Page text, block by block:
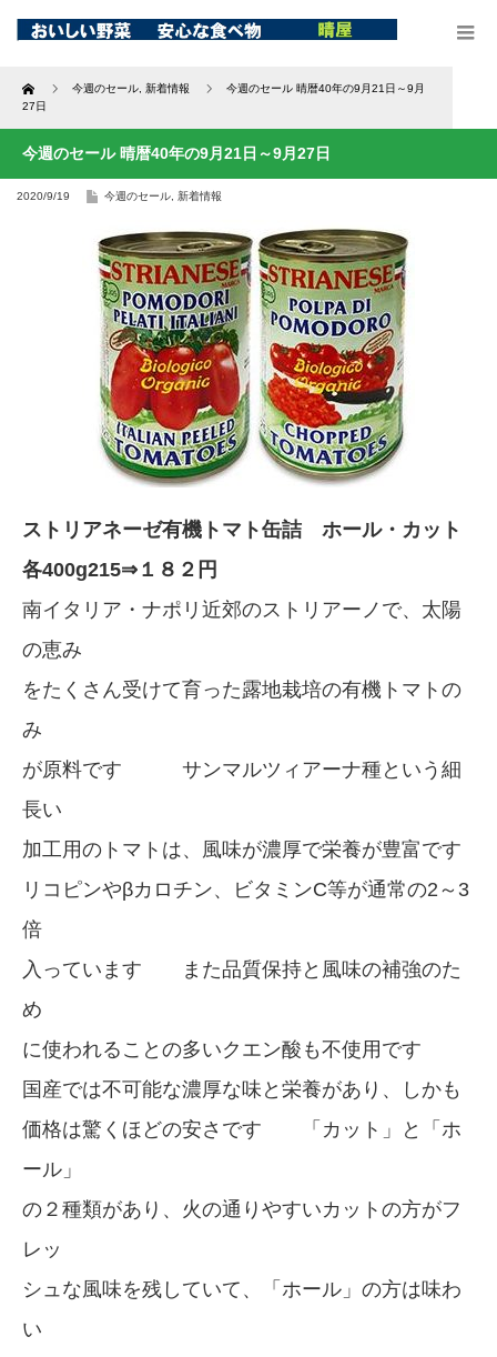
Home 今週のセール 新着情報
今週のセール 晴暦40年の9月21日～9月
27日
今週のセール 晴暦40年の9月21日～9月27日
2020/9/19 今週のセール 新着情報
ストリアネーゼ有機トマト缶詰 ホール・カット
各400g215⇒１８２円
南イタリア・ナポリ近郊のストリアーノで、太陽
の恵み
をたくさん受けて育った露地栽培の有機トマトの
み
が原料です サンマルツィアーナ種という細
長い
加工用のトマトは、風味が濃厚で栄養が豊富です
リコピンやβカロチン、ビタミンC等が通常の2～3
倍
入っています また品質保持と風味の補強のた
め
に使われることの多いクエン酸も不使用です
国産では不可能な濃厚な味と栄養があり、しかも
価格は驚くほどの安さです 「カット」と「ホ
ール」
の２種類があり、火の通りやすいカットの方がフ
レッ
シュな風味を残していて、「ホール」の方は味わ
い